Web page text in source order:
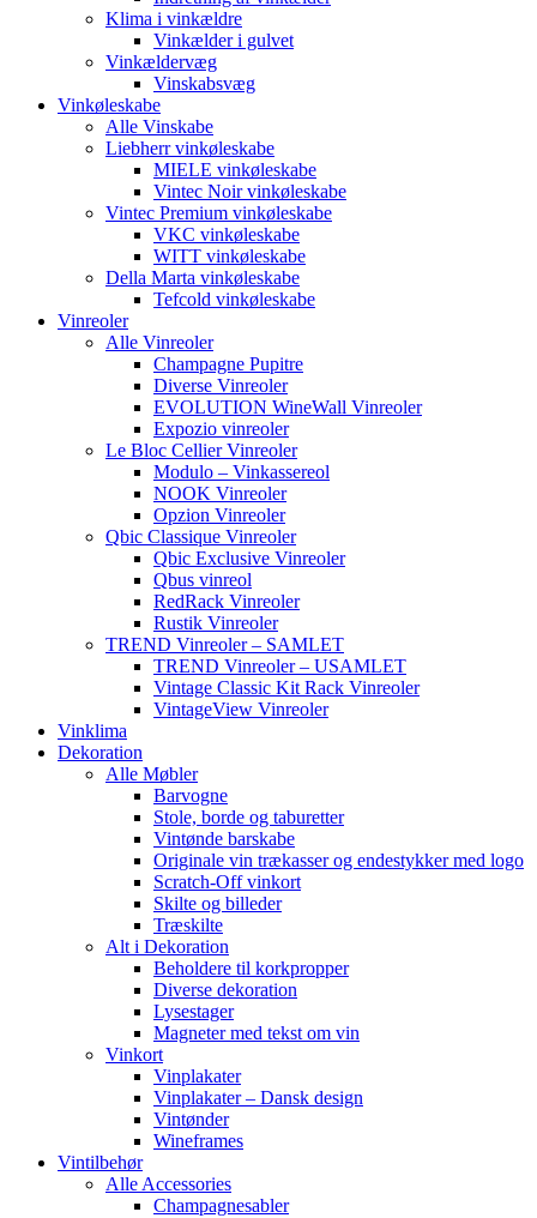
Klima i vinkældre
Vinkælder i gulvet
Vinkældervæg
Vinskabsvæg
Vinkøleskabe
Alle Vinskabe
Liebherr vinkøleskabe
MIELE vinkøleskabe
Vintec Noir vinkøleskabe
Vintec Premium vinkøleskabe
VKC vinkøleskabe
WITT vinkøleskabe
Della Marta vinkøleskabe
Tefcold vinkøleskabe
Vinreoler
Alle Vinreoler
Champagne Pupitre
Diverse Vinreoler
EVOLUTION WineWall Vinreoler
Expozio vinreoler
Le Bloc Cellier Vinreoler
Modulo – Vinkassereol
NOOK Vinreoler
Opzion Vinreoler
Qbic Classique Vinreoler
Qbic Exclusive Vinreoler
Qbus vinreol
RedRack Vinreoler
Rustik Vinreoler
TREND Vinreoler – SAMLET
TREND Vinreoler – USAMLET
Vintage Classic Kit Rack Vinreoler
VintageView Vinreoler
Vinklima
Dekoration
Alle Møbler
Barvogne
Stole, borde og taburetter
Vintønde barskabe
Originale vin trækasser og endestykker med logo
Scratch-Off vinkort
Skilte og billeder
Træskilte
Alt i Dekoration
Beholdere til korkpropper
Diverse dekoration
Lysestager
Magneter med tekst om vin
Vinkort
Vinplakater
Vinplakater – Dansk design
Vintønder
Wineframes
Vintilbehør
Alle Accessories
Champagnesabler